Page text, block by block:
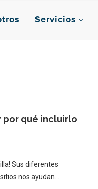
Servicios
por qué incluirlo
Sus diferentes
nos ayudan…